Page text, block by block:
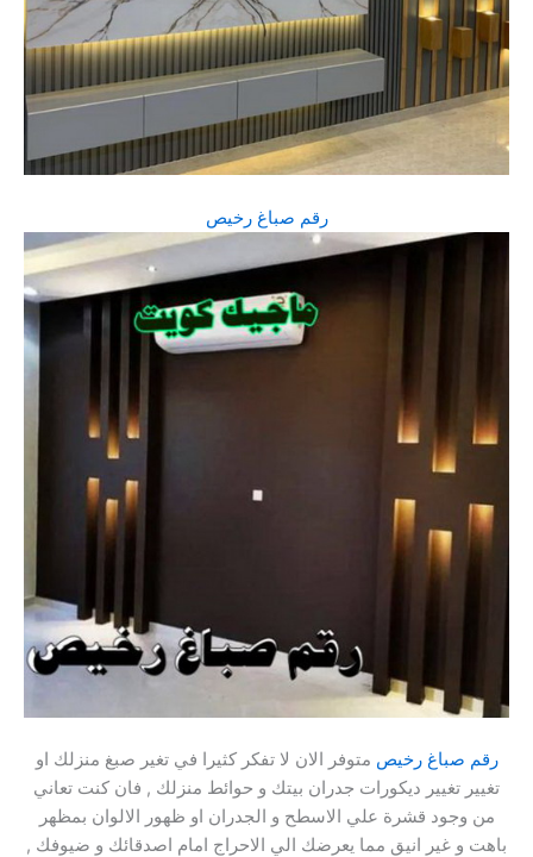
رقم صباغ رخيص
رقم صباغ رخيص متوفر الان لا تفكر كثيرا في تغير صبغ منزلك او
تغيير تغيير ديكورات جدران بيتك و حوائط منزلك , فان كنت تعاني
من وجود قشرة علي الاسطح و الجدران او ظهور الالوان بمظهر
باهت و غير انيق مما يعرضك الي الاحراج امام اصدقائك و ضيوفك ,